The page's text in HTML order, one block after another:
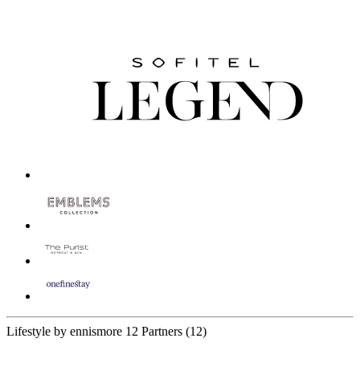
Lifestyle by ennismore 12 Partners (12)